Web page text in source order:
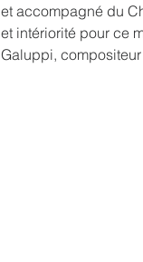
et accompagné du
et intériorité pour ce
Galuppi,